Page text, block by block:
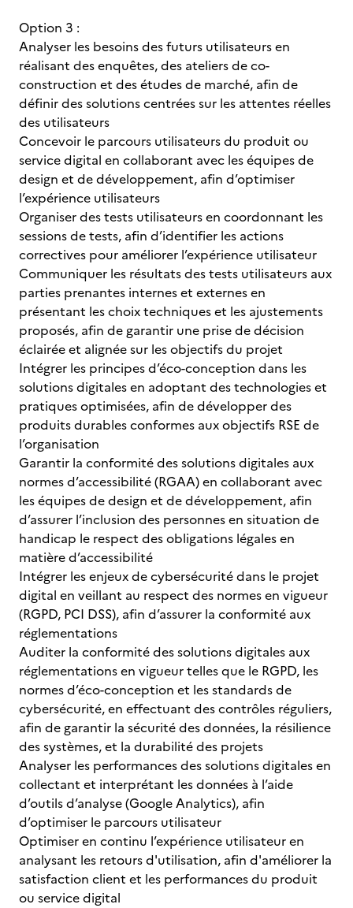
Option 3 :
Analyser les besoins des futurs utilisateurs en
réalisant des enquêtes, des ateliers de co-
construction et des études de marché, afin de
définir des solutions centrées sur les attentes réelles
des utilisateurs
Concevoir le parcours utilisateurs du produit ou
service digital en collaborant avec les équipes de
design et de développement, afin d’optimiser
l’expérience utilisateurs
Organiser des tests utilisateurs en coordonnant les
sessions de tests, afin d’identifier les actions
correctives pour améliorer l’expérience utilisateur
Communiquer les résultats des tests utilisateurs aux
parties prenantes internes et externes en
présentant les choix techniques et les ajustements
proposés, afin de garantir une prise de décision
éclairée et alignée sur les objectifs du projet
Intégrer les principes d’éco-conception dans les
solutions digitales en adoptant des technologies et
pratiques optimisées, afin de développer des
produits durables conformes aux objectifs RSE de
l’organisation
Garantir la conformité des solutions digitales aux
normes d’accessibilité (RGAA) en collaborant avec
les équipes de design et de développement, afin
d’assurer l’inclusion des personnes en situation de
handicap le respect des obligations légales en
matière d’accessibilité
Intégrer les enjeux de cybersécurité dans le projet
digital en veillant au respect des normes en vigueur
(RGPD, PCI DSS), afin d’assurer la conformité aux
réglementations
Auditer la conformité des solutions digitales aux
réglementations en vigueur telles que le RGPD, les
normes d’éco-conception et les standards de
cybersécurité, en effectuant des contrôles réguliers,
afin de garantir la sécurité des données, la résilience
des systèmes, et la durabilité des projets
Analyser les performances des solutions digitales en
collectant et interprétant les données à l’aide
d’outils d’analyse (Google Analytics), afin
d’optimiser le parcours utilisateur
Optimiser en continu l’expérience utilisateur en
analysant les retours d'utilisation, afin d'améliorer la
satisfaction client et les performances du produit
ou service digital